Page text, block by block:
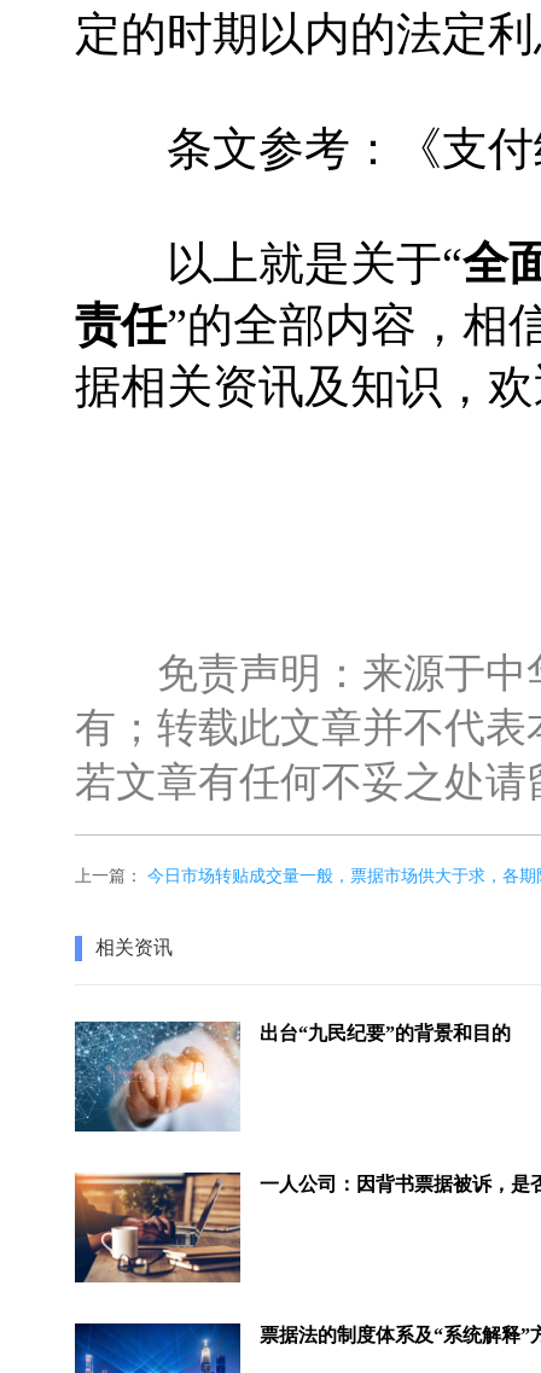
定的时期以内的法定
条文参考：《支付
以上就是关于“全
责任”的全部内容，相
据相关资讯及知识，
免责声明：来源于中
有；转载此文章并不代
若文章有任何不妥之处
上一篇： 今日市场转贴成交量一般，票据市场供大于求，各期
相关资讯
出台“九民纪要”的背景和目的